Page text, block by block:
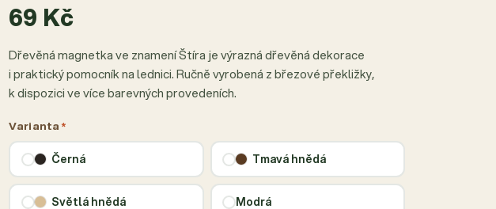
69 Kč
Dřevěná magnetka ve znamení Štíra je výrazná dřevěná dekorace
i praktický pomocník na lednici. Ručně vyrobená z březové překližky,
k dispozici ve více barevných provedeních.
Varianta*
Černá Tmavá hnědá
Světlá hnědá Modrá